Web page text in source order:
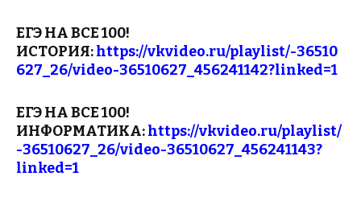
ЕГЭ НА ВСЕ 100!
ИСТОРИЯ:https://vkvideo.ru/playlist/-36510
627_26/video-36510627_456241142?linked=1
ЕГЭ НА ВСЕ 100!
ИНФОРМАТИКА:https://vkvideo.ru/playlist/
-36510627_26/video-36510627_456241143?
linked=1